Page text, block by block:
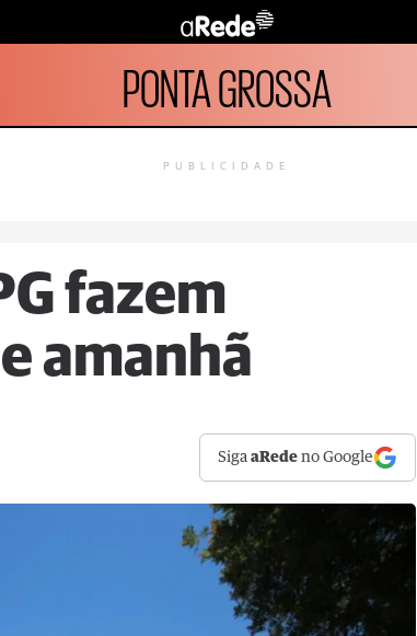
PONTA GROSSA
PUBLICIDADE
fazem
amanhã
SigaaRede no Google